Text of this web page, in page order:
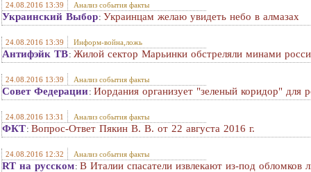
24.08.2016 13:39 Анализ события факты
Украинский Выбор: Украинцам желаю увидеть небо в алмазах
24.08.2016 13:39 Информ-война,ложь
Антифэйк ТВ: Жилой сектор Марьинки обстреляли минами
24.08.2016 13:39 Анализ события факты
Совет Федерации: Иордания организует "зеленый коридор" для
24.08.2016 13:31 Анализ события факты
ФКТ: Вопрос-Ответ Пякин В. В. от 22 августа 2016 г.
24.08.2016 12:32 Анализ события факты
RT на русском: В Италии спасатели извлекают из-под